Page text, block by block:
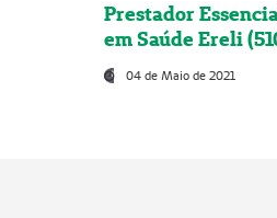
Prestador
em Saúde Ereli
04 de Maio de 2021